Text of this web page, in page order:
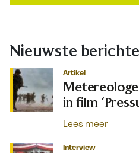
Nieuwste
Artikel
in film
Lees meer
Interview